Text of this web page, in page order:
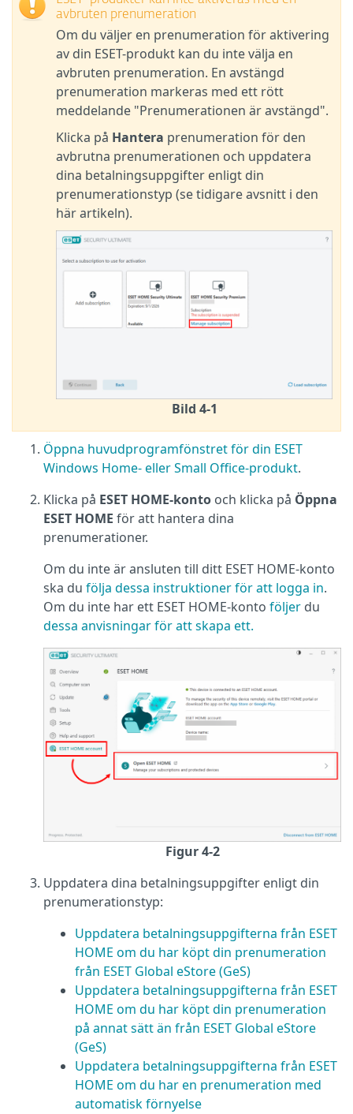
avbruten prenumeration
Om du väljer en prenumeration för aktivering
av din ESET-produkt kan du inte välja en
avbruten prenumeration. En avstängd
prenumeration markeras med ett rött
meddelande "Prenumerationen är avstängd".
Klicka på Hantera prenumeration för den
avbrutna prenumerationen och uppdatera
dina betalningsuppgifter enligt din
prenumerationstyp (se tidigare avsnitt i den
här artikeln).
Bild 4-1
Öppna huvudprogramfönstret för din ESET
Windows Home- eller Small Office-produkt.
Klicka på ESET HOME-konto och klicka på Öppna
ESET HOME för att hantera dina
prenumerationer.
Om du inte är ansluten till ditt ESET HOME-konto
ska du följa dessa instruktioner för att logga in.
Om du inte har ett ESET HOME-konto följer du
dessa anvisningar för att skapa ett.
Figur 4-2
Uppdatera dina betalningsuppgifter enligt din
prenumerationstyp:
Uppdatera betalningsuppgifterna från ESET
HOME om du har köpt din prenumeration
från ESET Global eStore (GeS)
Uppdatera betalningsuppgifterna från ESET
HOME om du har köpt din prenumeration
på annat sätt än från ESET Global eStore
(GeS)
Uppdatera betalningsuppgifterna från ESET
HOME om du har en prenumeration med
automatisk förnyelse